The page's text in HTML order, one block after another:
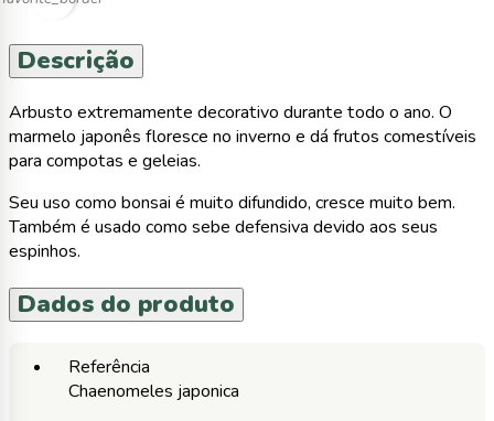
Descrição
Arbusto extremamente decorativo durante todo o ano. O
marmelo japonês floresce no inverno e dá frutos comestíveis
para compotas e geleias.
Seu uso como bonsai é muito difundido, cresce muito bem.
Também é usado como sebe defensiva devido aos seus
espinhos.
Dados do produto
Referência
Chaenomeles japonica